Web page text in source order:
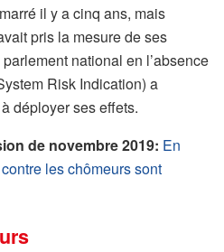
il y a cinq ans, mais
pris la mesure de ses
national en l’absence
Risk Indication) a
déployer ses effets.
de novembre 2019: En
les chômeurs sont